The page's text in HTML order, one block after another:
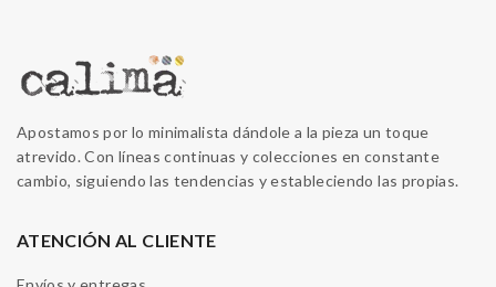
Apostamos por lo minimalista dándole a la pieza un toque
atrevido. Con líneas continuas y colecciones en constante
cambio, siguiendo las tendencias y estableciendo las propias.
ATENCIÓN AL CLIENTE